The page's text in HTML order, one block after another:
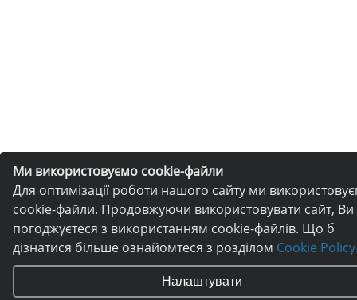
Ми використовуємо cookie-файли
Для оптимізації роботи нашого сайту ми
cookie-файли. Продовжуючи використовувати сайт, Ви
погоджуєтеся з використанням cookie-файлів. Що б
дізнатися більше ознайомтеся з розділом Cookie
Налаштувати